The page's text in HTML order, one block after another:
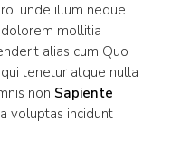
unde illum neque
mollitia
alias cum Quo
tenetur atque nulla
non Sapiente
voluptas incidunt